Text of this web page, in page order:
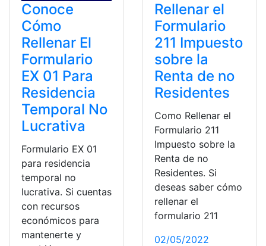
Conoce
Cómo
Rellenar El
Formulario
EX 01 Para
Residencia
Temporal No
Lucrativa
Formulario EX 01
para residencia
temporal no
lucrativa. Si cuentas
con recursos
económicos para
mantenerte y
Rellenar el
Formulario
211 Impuesto
sobre la
Renta de no
Residentes
Como Rellenar el
Formulario 211
Impuesto sobre la
Renta de no
Residentes. Si
deseas saber cómo
rellenar el
formulario 211
02/05/2022